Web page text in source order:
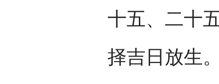
十五、二十
择吉日放生